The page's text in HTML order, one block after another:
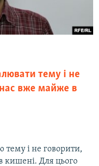
тему і не
вже майже в
і не говорити,
кишені. Для цього